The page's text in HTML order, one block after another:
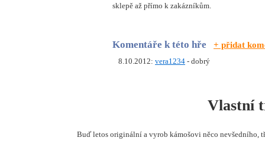
sklepě až přímo k zakázníkům.
Komentáře k této hře + přidat
8.10.2012: vera1234 - dobrý
Vlastní
Buď letos originální a vyrob kámošovi něco nevšedního,